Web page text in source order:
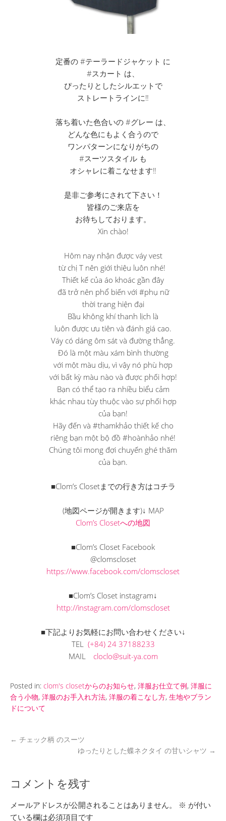
定番の #テーラードジャケット に
#スカート は、
ぴったりとしたシルエットで
ストレートラインに‼︎
落ち着いた色合いの #グレー は、
どんな色にもよく合うので
ワンパターンになりがちの
#スーツスタイル も
オシャレに着こなせます‼︎
是非ご参考にされて下さい！
皆様のご来店を
お待ちしております。
Xin chào!
Hôm nay nhận được váy vest
từ chị T nên giới thiệu luôn nhé! ︎
Thiết kế của áo khoác gần đây
đã trở nên phổ biến với #phụ nữ
thời trang hiện đại
Bầu không khí thanh lịch là
luôn được ưu tiên và đánh giá cao.
Váy có dáng ôm sát và đường thẳng.
Đó là một màu xám bình thường
với một màu dịu, vì vậy nó phù hợp
với bất kỳ màu nào và được phối hợp!
Bạn có thể tạo ra nhiều biểu cảm
khác nhau tùy thuộc vào sự phối hợp
của bạn!
Hãy đến và #thamkhảo thiết kế cho
riêng bạn một bộ đồ #hoànhảo nhé!
Chúng tôi mong đợi chuyến ghé thăm
của bạn.
■Clom’s Closetまでの行き方はコチラ
(地図ページが開きます)↓ MAP
Clom’s Closetへの地図
■Clom’s Closet Facebook
@clomscloset
https://www.facebook.com/clomscloset
■Clom’s Closet instagram↓
http://instagram.com/clomscloset
■下記よりお気軽にお問い合わせください↓
TEL (+84) 24 37188233
MAIL cloclo@suit-ya.com
Posted in: clom's closetからのお知らせ, 洋服お仕立て例, 洋服に
合う小物, 洋服のお手入れ方法, 洋服の着こなし方, 生地やブラン
ドについて
← チェック柄 のスーツ
ゆったりとした蝶ネクタイ の甘いシャツ →
コメントを残す
メールアドレスが公開されることはありません。 ※ が付い
ている欄は必須項目です